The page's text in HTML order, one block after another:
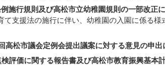
施行規則及び高松市立幼稚園規則の一部改正
支援法の施行に伴い、幼稚園の入園に係る様
松市議会定例会提出議案に対する意見の申出
評価に関する報告書及び高松市教育振興基本